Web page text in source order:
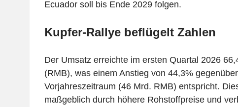
Ecuador soll bis Ende 2029 folgen.
Kupfer-Rallye beflügelt Zahlen
Der Umsatz erreichte im ersten Quartal 2026
(RMB), was einem Anstieg von 44,3%
Vorjahreszeitraum (46 Mrd. RMB) entspricht.
maßgeblich durch höhere Rohstoffpreise und